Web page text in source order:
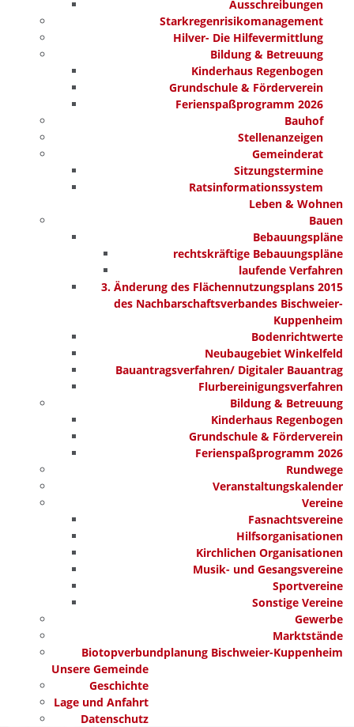
Ausschreibungen
Starkregenrisikomanagement
Hilver- Die Hilfevermittlung
Bildung & Betreuung
Kinderhaus Regenbogen
Grundschule & Förderverein
Ferienspaßprogramm 2026
Bauhof
Stellenanzeigen
Gemeinderat
Sitzungstermine
Ratsinformationssystem
Leben & Wohnen
Bauen
Bebauungspläne
rechtskräftige Bebauungspläne
laufende Verfahren
3. Änderung des Flächennutzungsplans 2015
des Nachbarschaftsverbandes Bischweier-
Kuppenheim
Bodenrichtwerte
Neubaugebiet Winkelfeld
Bauantragsverfahren/ Digitaler Bauantrag
Flurbereinigungsverfahren
Bildung & Betreuung
Kinderhaus Regenbogen
Grundschule & Förderverein
Ferienspaßprogramm 2026
Rundwege
Veranstaltungskalender
Vereine
Fasnachtsvereine
Hilfsorganisationen
Kirchlichen Organisationen
Musik- und Gesangsvereine
Sportvereine
Sonstige Vereine
Gewerbe
Marktstände
Biotopverbundplanung Bischweier-Kuppenheim
Unsere Gemeinde
Geschichte
Lage und Anfahrt
Datenschutz